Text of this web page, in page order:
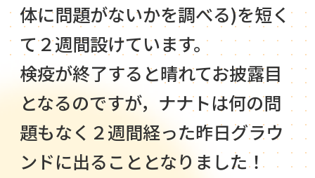
体に問題がないかを調べる)を短く
て２週間設けています。
検疫が終了すると晴れてお披露目
となるのですが，ナナトは何の問
題もなく２週間経った昨日グラウ
ンドに出ることとなりました！